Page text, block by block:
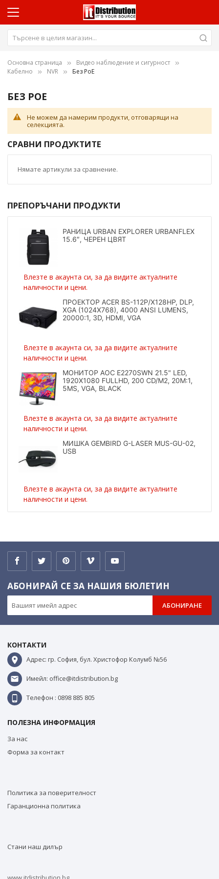
Основна страница
Видео наблюдение и сигурност
Кабелно
NVR Без PoE
БЕЗ POE
Не можем да намерим продукти, отговарящи на
селекцията.
СРАВНИ ПРОДУКТИТЕ
Нямате артикули за сравнение.
ПРЕПОРЪЧАНИ ПРОДУКТИ
РАНИЦА URBAN EXPLORER URBANFLEX
15.6″, ЧЕРЕН ЦВЯТ
Влезте в акаунта си, за да видите актуалните
наличности и цени.
ПРОЕКТОР ACER BS-112P/X128HP, DLP,
XGA (1024X768), 4000 ANSI LUMENS,
20000:1, 3D, HDMI, VGA
Влезте в акаунта си, за да видите актуалните
наличности и цени.
МОНИТОР AOC E2270SWN 21.5" LED,
1920X1080 FULLHD, 200 CD/M2, 20M:1,
5MS, VGA, BLACK
Влезте в акаунта си, за да видите актуалните
наличности и цени.
МИШКА GEMBIRD G-LASER MUS-GU-02,
USB
Влезте в акаунта си, за да видите актуалните
наличности и цени.
АБОНИРАЙ СЕ ЗА НАШИЯ БЮЛЕТИН
АБОНИРАНЕ
КОНТАКТИ
Адрес: гр. София, бул. Христофор Колумб №56
Имейл: office@itdistribution.bg
Телефон : 0898 885 805
ПОЛЕЗНА ИНФОРМАЦИЯ
За нас
Форма за контакт
Политика за поверителност
Гаранционна политика
Стани наш дилър